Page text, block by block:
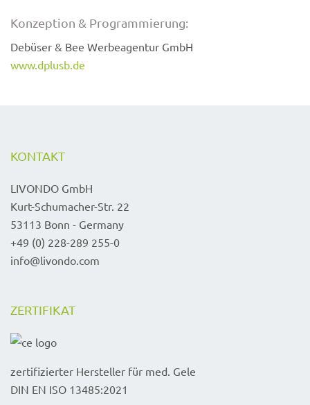
Konzeption & Programmierung:
Debüser & Bee Werbeagentur GmbH
www.dplusb.de
KONTAKT
LIVONDO GmbH
Kurt-Schumacher-Str. 22
53113 Bonn - Germany
+49 (0) 228-289 255-0
info@livondo.com
ZERTIFIKAT
zertifizierter Hersteller für med. Gele
DIN EN ISO 13485:2021